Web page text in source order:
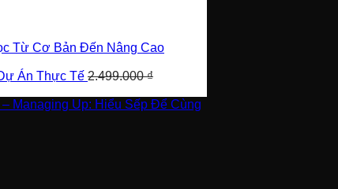
Từ Cơ Bản Đến Nâng Cao
Án Thực Tế 2.499.000₫
– Managing Up: Hiểu Sếp Để Cùng